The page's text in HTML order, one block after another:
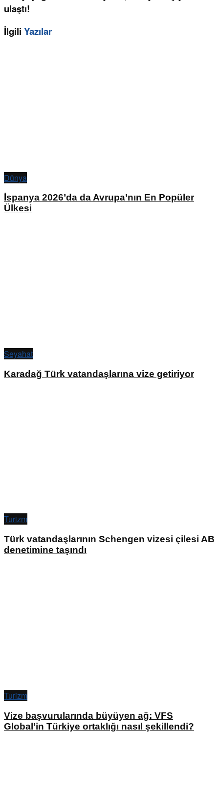
ulaştı!
İlgili Yazılar
Dünya
İspanya 2026’da da Avrupa’nın En Popüler
Ülkesi
Seyahat
Karadağ Türk vatandaşlarına vize getiriyor
Turizm
Türk vatandaşlarının Schengen vizesi çilesi AB
denetimine taşındı
Turizm
Vize başvurularında büyüyen ağ: VFS
Global’in Türkiye ortaklığı nasıl şekillendi?